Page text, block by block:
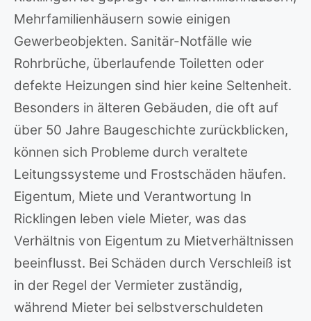
Mehrfamilienhäusern sowie einigen
Gewerbeobjekten. Sanitär-Notfälle wie
Rohrbrüche, überlaufende Toiletten oder
defekte Heizungen sind hier keine Seltenheit.
Besonders in älteren Gebäuden, die oft auf
über 50 Jahre Baugeschichte zurückblicken,
können sich Probleme durch veraltete
Leitungssysteme und Frostschäden häufen.
Eigentum, Miete und Verantwortung In
Ricklingen leben viele Mieter, was das
Verhältnis von Eigentum zu Mietverhältnissen
beeinflusst. Bei Schäden durch Verschleiß ist
in der Regel der Vermieter zuständig,
während Mieter bei selbstverschuldeten